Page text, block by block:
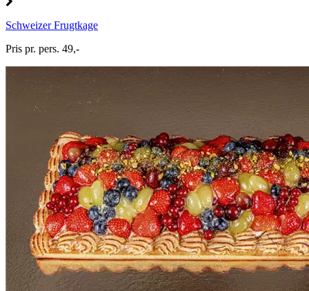
Schweizer Frugtkage
Pris pr. pers. 49,-